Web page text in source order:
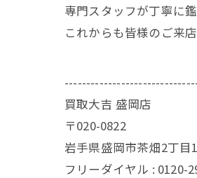
専門スタッフが丁寧に
これからも皆様のご来
買取大吉 盛岡店
〒020-0822
岩手県盛岡市茶畑2丁目
フリーダイヤル : 0120-